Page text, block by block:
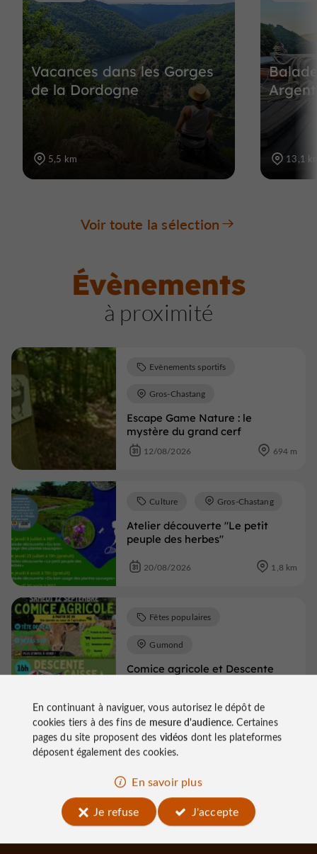
Vacances dans les Gorges
de la Dordogne
5,5 km 13,1
Voir toute la sélection
Évènements
à proximité
Escape Game Nature : le
mystère du grand cerf
Evènements sportifs
Gros-Chastang
12/08/2026 694 m
Atelier découverte "Le petit
peuple des herbes"
Culture Gros-Chastang
20/08/2026 1,8 km
Comice agricole et Descente
Fêtes populaires
Gumond
12/09/2026
Voir tous les événements
En continuant à naviguer, vous autorisez le dépôt de
cookies tiers à des fins de mesure d'audience. Certaines
pages du site proposent des vidéos dont les plateformes
déposent également des cookies.
En savoir plus
Je refuse
J'accepte